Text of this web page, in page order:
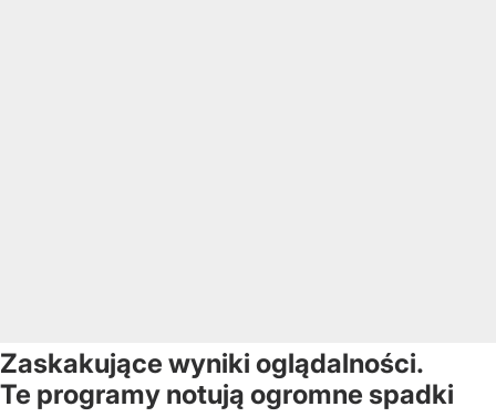
Zaskakujące wyniki oglądalności.
Te programy notują ogromne spadki